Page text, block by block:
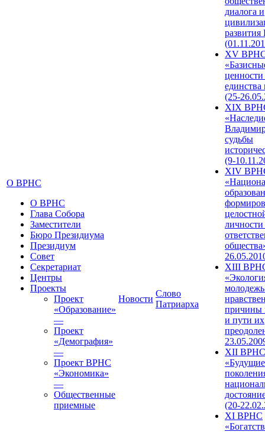
О ВРНС
О ВРНС
Глава Собора
Заместители
Бюро Президиума
Президиум
Совет
Секретариат
Центры
Проекты
Проект
«Образование»
—
Проект
«Демография»
—
Проект ВРНС
«Экономика»
—
Общественные
приемные
Новости
Слово
Патриарха
диалога и
развития
XV
единства
(25-
XIX
судьбы
(9-
XIV
XIII
причины
и пути их
XII ВРНС
«Будущие
(20-
XI ВРНС